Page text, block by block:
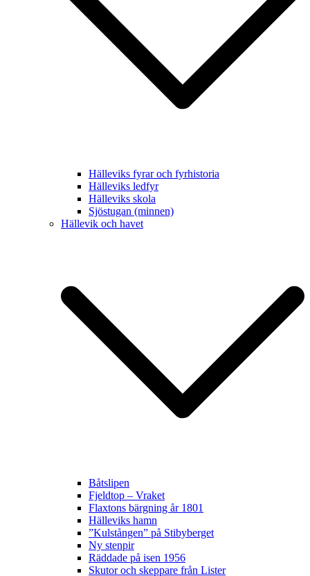
Hälleviks fyrar och fyrhistoria
Hälleviks ledfyr
Hälleviks skola
Sjöstugan (minnen)
Hällevik och havet
Båtslipen
Fjeldtop – Vraket
Flaxtons bärgning år 1801
Hälleviks hamn
”Kulstången” på Stibyberget
Ny stenpir
Räddade på isen 1956
Skutor och skeppare från Lister